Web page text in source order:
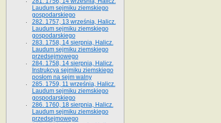
Laudum sejmiku ziemskiego
gospodarskiego
282. 1757, 13 września, Halicz.
Laudum sejmiku ziemskiego
gospodarskiego
283. 1758, 14 sierpnia, Halicz.
Laudum sejmiku ziemskiego
przedsejmowego
284. 1758, 14 sierpnia, Halicz.
Instrukcya sejmiku ziemskiego
posłom na sejm walny
285. 1759, 11 września, Halicz.
Laudum sejmiku ziemskiego
gospodarskiego
286. 1760, 18 sierpnia, Halicz.
Laudum sejmiku ziemskiego
przedsejmowego